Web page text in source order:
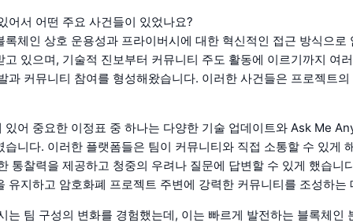
어서 어떤 주요 사건들이 있었나요?
록체인 상호 운용성과 프라이버시에 대한 혁신적인 접근 방식으로
고 있으며, 기술적 진보부터 커뮤니티 주도 활동에 이르기까지 여
과 커뮤니티 참여를 형성해왔습니다. 이러한 사건들은 프로젝트
있어 중요한 이정표 중 하나는 다양한 기술 업데이트와 Ask Me
습니다. 이러한 플랫폼들은 팀이 커뮤니티와 직접 소통할 수 있게
통찰력을 제공하고 청중의 우려나 질문에 답변할 수 있게 했습니
유지하고 암호화폐 프로젝트 주변에 강력한 커뮤니티를 조성하는
는 팀 구성의 변화를 경험했는데, 이는 빠르게 발전하는 블록체인